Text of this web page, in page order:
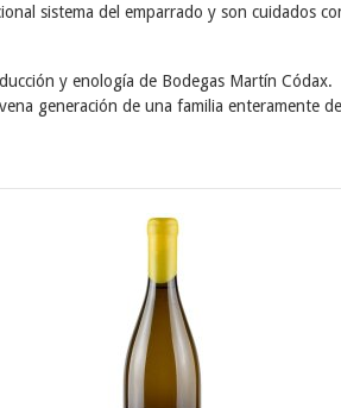
sistema del emparrado y son cuidados
y enología de Bodegas Martín Códax.
generación de una familia enteramente